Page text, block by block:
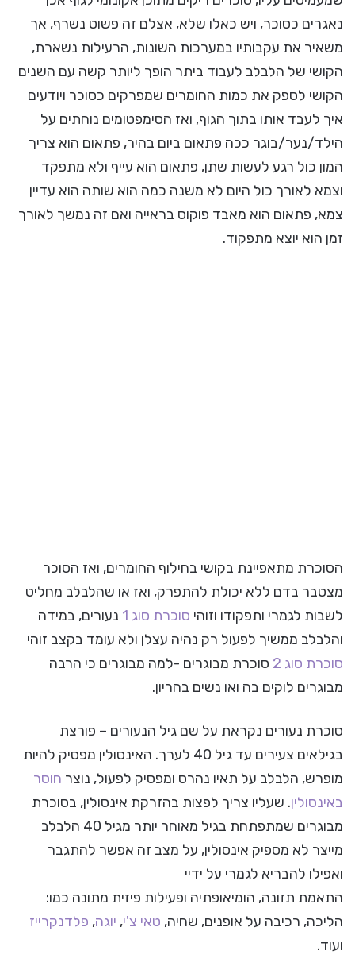
נאגרים כסוכר, ויש כאלו שלא, אצלם זה פשוט נשרף, אך
משאיר את עקבותיו במערכות השונות, הרעילות נשארת,
הקושי של הלבלב לעבוד ביתר הופך ליותר קשה עם השנים
הקושי לספק את כמות החומרים שמפרקים כסוכר ויודעים
איך לעבד אותו בתוך הגוף, ואז הסימפטומים נוחתים על
הילד/נער/בוגר ככה פתאום ביום בהיר, פתאום הוא צריך
המון כול רגע לעשות שתן, פתאום הוא עייף ולא מתפקד
וצמא לאורך כול היום לא משנה כמה הוא שותה הוא עדיין
צמא, פתאום הוא מאבד פוקוס בראייה ואם זה נמשך לאורך
זמן הוא יוצא מתפקוד.
הסוכרת מתאפיינת בקושי בחילוף החומרים, ואז הסוכר
מצטבר בדם ללא יכולת להתפרק, ואז או שהלבלב מחליט
לשבות לגמרי ותפקודו וזוהי סוכרת סוג 1
נעורים, במידה
והלבלב ממשיך לפעול רק נהיה עצלן ולא עומד בקצב זוהי
סוכרת סוג 2
סוכרת מבוגרים -למה מבוגרים כי הרבה
מבוגרים לוקים בה ואו נשים בהריון.
סוכרת נעורים נקראת על שם גיל הנעורים – פורצת
בגילאים צעירים עד גיל 40 לערך. האינסולין מפסיק להיות
מופרש, הלבלב על תאיו נהרס ומפסיק לפעול, נוצר חוסר
באינסולין. שעליו צריך לפצות בהזרקת אינסולין, בסוכרת
מבוגרים שמתפתחת בגיל מאוחר יותר מגיל 40 הלבלב
מייצר לא מספיק אינסולין, על מצב זה אפשר להתגבר
ואפילו להבריא לגמרי על ידיי
התאמת תזונה, הומיאופתיה ופעילות פיזית מתונה כמו:
הליכה, רכיבה על אופנים, שחיה, טאי צ'י, יוגה, פלדנקרייז
ועוד.